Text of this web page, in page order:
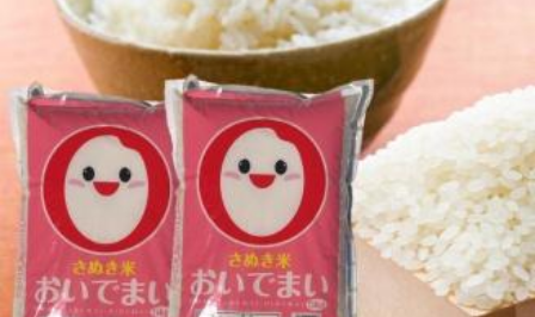
米・穀物 米 ほかの米 【令和7年産】多度津町